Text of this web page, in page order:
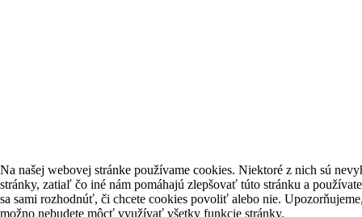
Na našej webovej stránke používame cookies. Niektoré z nich sú
stránky, zatiaľ čo iné nám pomáhajú zlepšovať túto stránku a
sa sami rozhodnúť, či chcete cookies povoliť alebo nie.
možno nebudete môcť využívať všetky funkcie stránky.